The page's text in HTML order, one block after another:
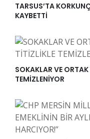
TARSUS’TA
KAYBETTİ
SOKAKLAR VE
TEMİZLENİYOR